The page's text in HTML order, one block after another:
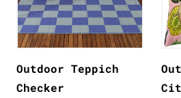
Outdoor Teppich
Checker